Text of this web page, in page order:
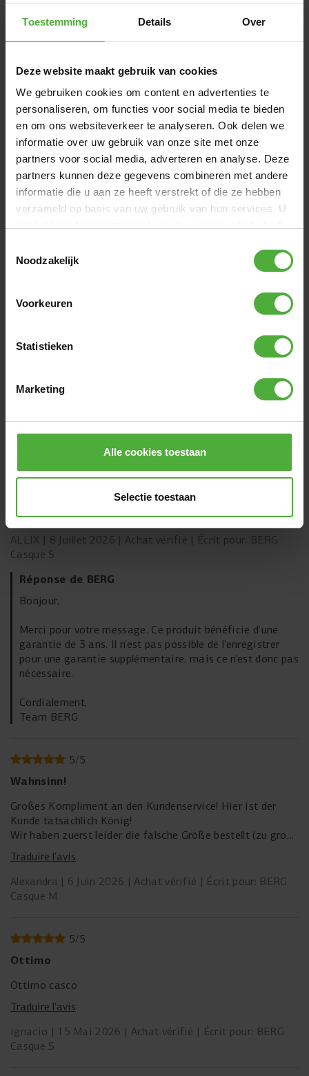
Toestemming Details Over
Deze website maakt gebruik van cookies
We gebruiken cookies om content en advertenties te
personaliseren, om functies voor social media te bieden
en om ons websiteverkeer te analyseren. Ook delen we
informatie over uw gebruik van onze site met onze
partners voor social media, adverteren en analyse. Deze
partners kunnen deze gegevens combineren met andere
informatie die u aan ze heeft verstrekt of die ze hebben
verzameld op basis van uw gebruik van hun services. U
Noodzakelijk
Voorkeuren
Statistieken
Marketing
Alle cookies toestaan
Selectie toestaan
COMMENTAIRES BERG CASQUE M
COMMENTAIRES LES PLUS RÉCENTS
enregistrer le produit
référence on ne le trouve pas !
Cela veut-il dire qu'il n'est pas garanti ?
ALLIX
8 Juillet 2026 Achat vérifié
Écrit pour: BERG
Casque S
Réponse de BERG
Bonjour,
Merci pour votre message. Ce produit bénéficie d’une
garantie de 3 ans. Il n’est pas possible de l’enregistrer
pour une garantie supplémentaire, mais ce n’est donc pas
nécessaire.
Cordialement,
Team BERG
5/5
Wahnsinn!
Großes Kompliment an den Kundenservice! Hier ist der
Kunde tatsächlich König!
Wir haben zuerst leider die falsche Größe bestellt (zu groß)
und nach 2 E-Mail, welche unglaublich nett und
zuvorkommend waren, wurde eine Lösung gefunden.
Wir haben die Firma schon Freunden empfohlen!
Danke. Würden immer wieder bestellen.
Traduire l’avis
Alexandra
6 Juin 2026 Achat vérifié
Écrit pour: BERG
Casque M
5/5
Ottimo
Ottimo casco
Traduire l’avis
ignacio
15 Mai 2026 Achat vérifié
Écrit pour: BERG
Casque S